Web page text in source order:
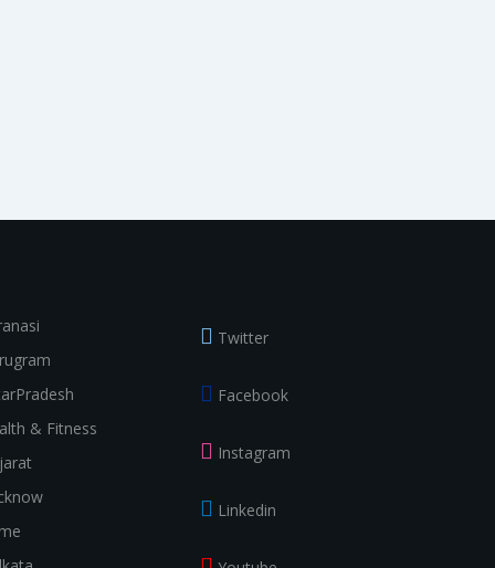
& Fitness
Twitter
Facebook
Instagram
Linkedin